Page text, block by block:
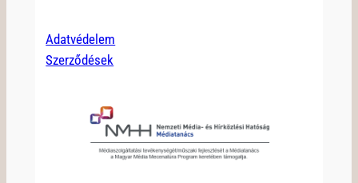
Adatvédelem
Szerződések